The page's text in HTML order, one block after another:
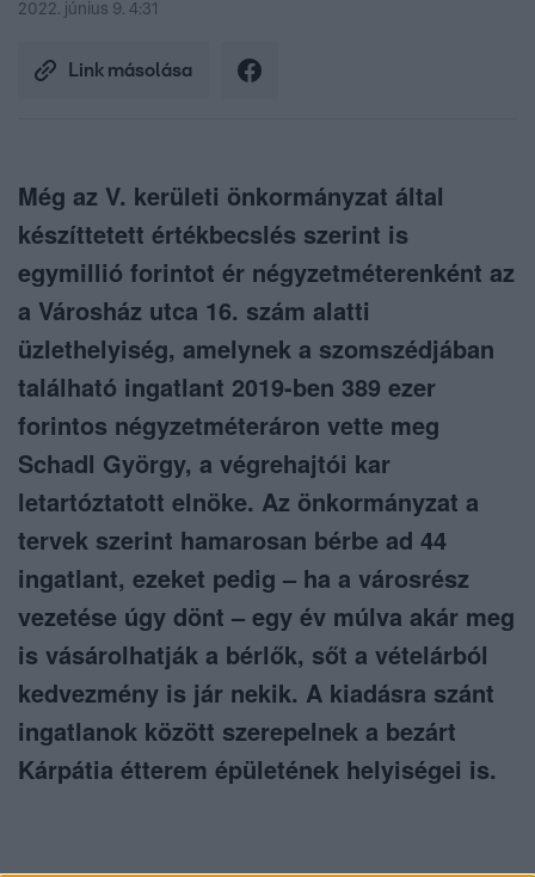
2022. június 9. 4:31
Link másolása
Még az V. kerületi önkormányzat által
készíttetett értékbecslés szerint is
egymillió forintot ér négyzetméterenként az
a Városház utca 16. szám alatti
üzlethelyiség, amelynek a szomszédjában
található ingatlant 2019-ben 389 ezer
forintos négyzetméteráron vette meg
Schadl György, a végrehajtói kar
letartóztatott elnöke. Az önkormányzat a
tervek szerint hamarosan bérbe ad 44
ingatlant, ezeket pedig – ha a városrész
vezetése úgy dönt – egy év múlva akár meg
is vásárolhatják a bérlők, sőt a vételárból
kedvezmény is jár nekik. A kiadásra szánt
ingatlanok között szerepelnek a bezárt
Kárpátia étterem épületének helyiségei is.